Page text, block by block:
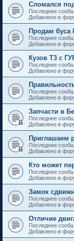
Сломался
Последнее
Добавлено в
Продам буса
Последнее
Добавлено в
Кузов Т3 с
Последнее
Добавлено в
Последнее
Добавлено в
Запчасти в
Последнее
Добавлено в
Приглашаем
Последнее
Добавлено в
Кто может
Последнее
Добавлено в
Замок
Последнее
Добавлено в
Отличие
Последнее
Добавлено в